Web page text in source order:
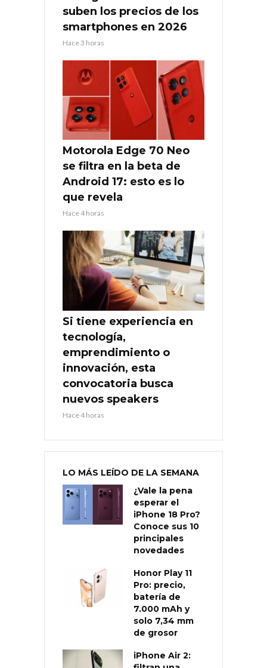
suben los precios de los
smartphones en 2026
Hace 3 horas
Motorola Edge 70 Neo
se filtra en la beta de
Android 17: esto es lo
que revela
Hace 4 horas
Si tiene experiencia en
tecnología,
emprendimiento o
innovación, esta
convocatoria busca
nuevos speakers
Hace 4 horas
LO MÁS LEÍDO DE LA SEMANA
¿Vale la pena
esperar el
iPhone 18 Pro?
Conoce sus 10
principales
novedades
Honor Play 11
Pro: precio,
batería de
7.000 mAh y
solo 7,34 mm
de grosor
iPhone Air 2: